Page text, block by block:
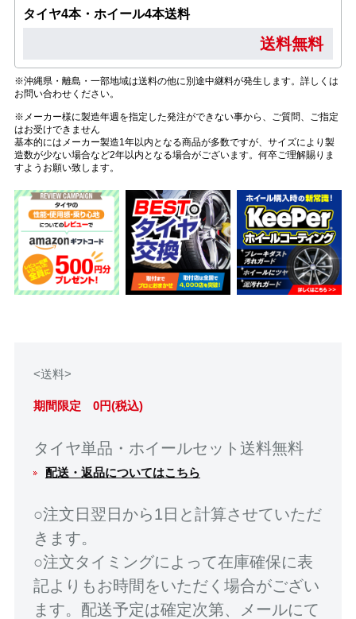
タイヤ4本・ホイール4本送料
送料無料
※沖縄県・離島・一部地域は送料の他に別途中継料が発生します。詳しくは
お問い合わせください。
※メーカー様に製造年週を指定した発注ができない事から、ご質問、ご指定
はお受けできません
基本的にはメーカー製造1年以内となる商品が多数ですが、サイズにより製
造数が少ない場合など2年以内となる場合がございます。何卒ご理解賜りま
すようお願い致します。
<送料>
期間限定 0円(税込)
タイヤ単品・ホイールセット送料無料
配送・返品についてはこちら
○注文日翌日から1日と計算させていただ
きます。
○注文タイミングによって在庫確保に表
記よりもお時間をいただく場合がござい
ます。配送予定は確定次第、メールにて